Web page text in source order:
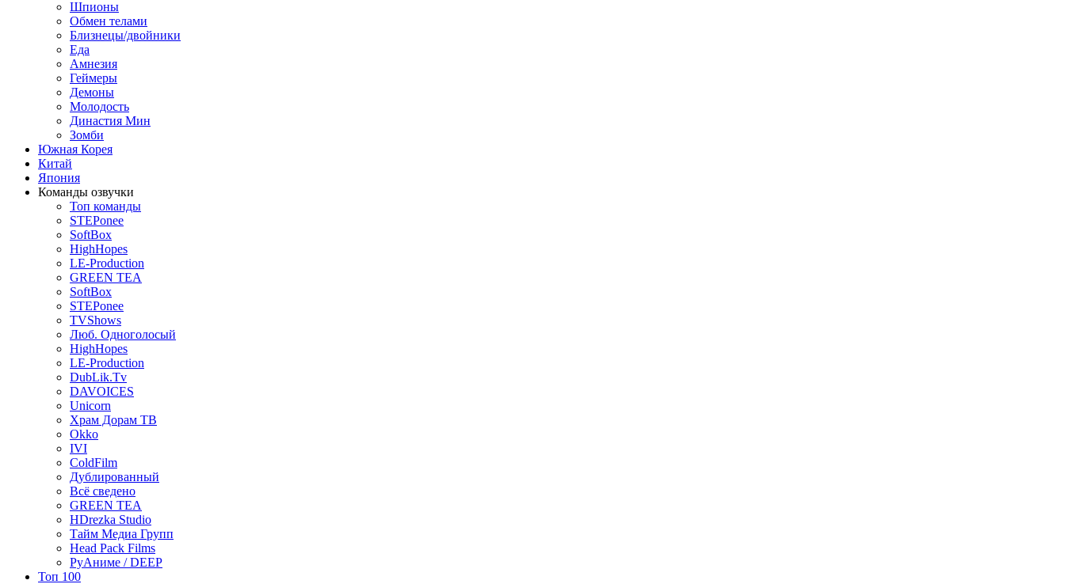
Шпионы
Обмен телами
Близнецы/двойники
Еда
Амнезия
Геймеры
Демоны
Молодость
Династия Мин
Зомби
Южная Корея
Китай
Япония
Команды озвучки
Топ команды
STEPonee
SoftBox
HighHopes
LE-Production
GREEN TEA
SoftBox
STEPonee
TVShows
Люб. Одноголосый
HighHopes
LE-Production
DubLik.Tv
DAVOICES
Unicorn
Храм Дорам ТВ
Okko
IVI
ColdFilm
Дублированный
Всё сведено
GREEN TEA
HDrezka Studio
Тайм Медиа Групп
Head Pack Films
РуАниме / DEEP
Топ 100